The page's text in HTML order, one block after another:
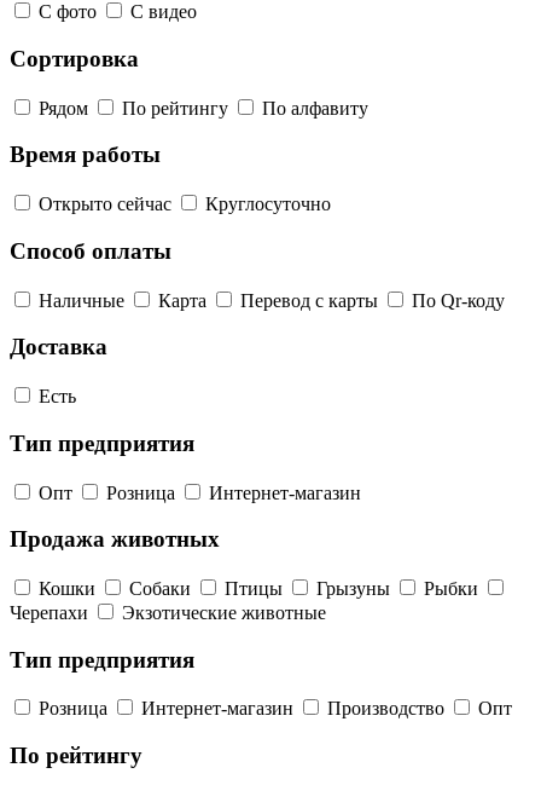
С фото С видео
Сортировка
Рядом По рейтингу По алфавиту
Время работы
Открыто сейчас Круглосуточно
Способ оплаты
Наличные Карта Перевод с карты По Qr-коду
Доставка
Есть
Тип предприятия
Опт Розница Интернет-магазин
Продажа животных
Кошки Собаки Птицы Грызуны
Рыбки
Черепахи
Экзотические животные
Тип предприятия
Розница Интернет-магазин Производство Опт
По рейтингу